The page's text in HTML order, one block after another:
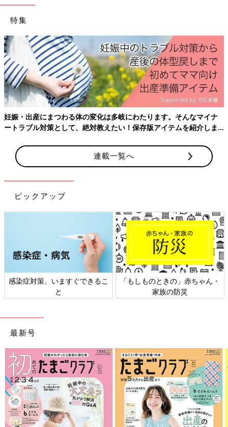
くべき”ファミリー計画とお金の準備」特集があります。わが家
にぴったりなきょうだいの年齢差がわかるマッチングシートは必
見！ きょうだい育児真っ最中の6組の親子の日常生活などを紹
介しています。
最新号はこちら！
特集
妊娠・出産にまつわる体の変化は多岐にわたります。そんなマイナ
ートラブル対策として、絶対教えたい！保存版アイテムを紹介しま
連載一覧へ
ピックアップ
感染症対策、いますぐできるこ
と
「もしものときの」赤ちゃん・
家族の防災
最新号